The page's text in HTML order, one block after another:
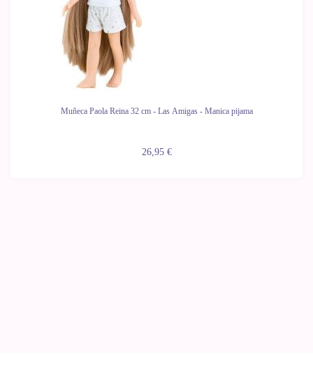
Muñeca Paola Reina 32 cm - Las Amigas - Manica pijama
26,95 €